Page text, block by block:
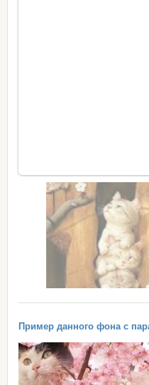
Пример данного фона с